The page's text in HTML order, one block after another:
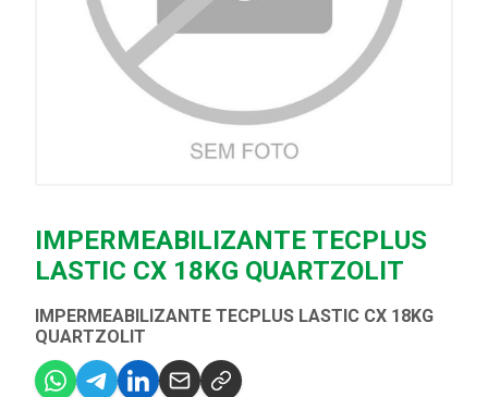
IMPERMEABILIZANTE TECPLUS
LASTIC CX 18KG QUARTZOLIT
IMPERMEABILIZANTE TECPLUS LASTIC CX 18KG
QUARTZOLIT